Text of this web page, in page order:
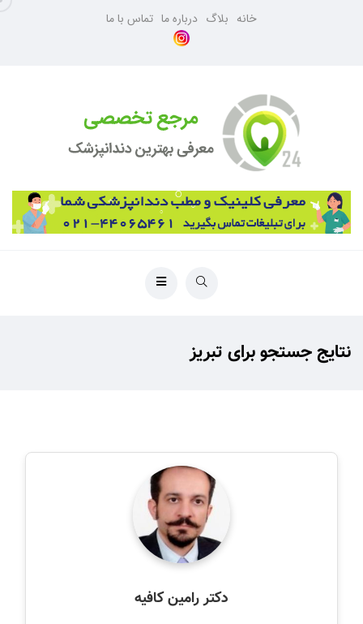
خانه بلاگ درباره ما تماس با ما
نتایج جستجو برای تبریز
دکتر رامین کافیه